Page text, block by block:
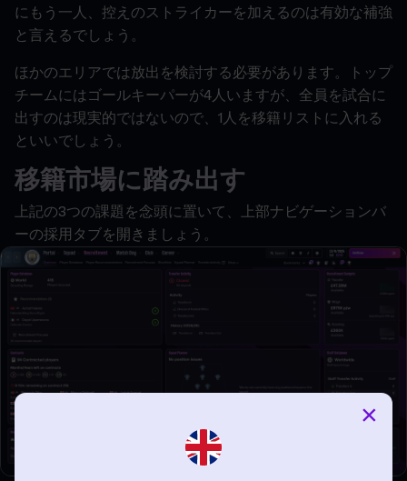
にもう一人、控えのストライカーを加えるのは有効な補強
と言えるでしょう。
ほかのエリアでは放出を検討する必要があります。トップ
チームにはゴールキーパーが4人いますが、全員を試合に
出すのは現実的ではないので、1人を移籍リストに入れる
といいでしょう。
移籍市場に踏み出す
上記の3つの課題を念頭に置いて、上部ナビゲーションバ
ーの採用タブを開きましょう。
×